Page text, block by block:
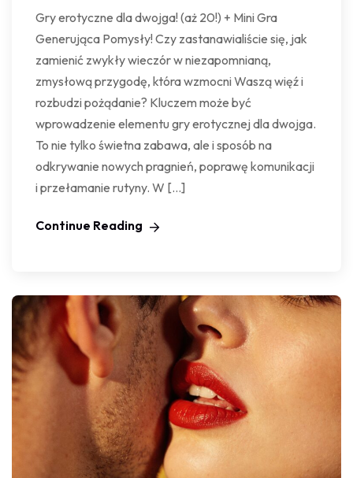
Gry erotyczne dla dwojga! (aż 20!) + Mini Gra
Generująca Pomysły! Czy zastanawialiście się, jak
zamienić zwykły wieczór w niezapomnianą,
zmysłową przygodę, która wzmocni Waszą więź i
rozbudzi pożądanie? Kluczem może być
wprowadzenie elementu gry erotycznej dla dwojga.
To nie tylko świetna zabawa, ale i sposób na
odkrywanie nowych pragnień, poprawę komunikacji
i przełamanie rutyny. W […]
Continue Reading